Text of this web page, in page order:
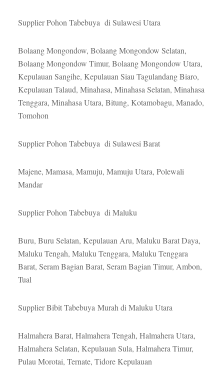
Supplier Pohon Tabebuya di Sulawesi Utara
Bolaang Mongondow, Bolaang Mongondow Selatan,
Bolaang Mongondow Timur, Bolaang Mongondow Utara,
Kepulauan Sangihe, Kepulauan Siau Tagulandang Biaro,
Kepulauan Talaud, Minahasa, Minahasa Selatan, Minahasa
Tenggara, Minahasa Utara, Bitung, Kotamobagu, Manado,
Tomohon
Supplier Pohon Tabebuya di Sulawesi Barat
Majene, Mamasa, Mamuju, Mamuju Utara, Polewali
Mandar
Supplier Pohon Tabebuya di Maluku
Buru, Buru Selatan, Kepulauan Aru, Maluku Barat Daya,
Maluku Tengah, Maluku Tenggara, Maluku Tenggara
Barat, Seram Bagian Barat, Seram Bagian Timur, Ambon,
Tual
Supplier Bibit Tabebuya Murah di Maluku Utara
Halmahera Barat, Halmahera Tengah, Halmahera Utara,
Halmahera Selatan, Kepulauan Sula, Halmahera Timur,
Pulau Morotai, Ternate, Tidore Kepulauan